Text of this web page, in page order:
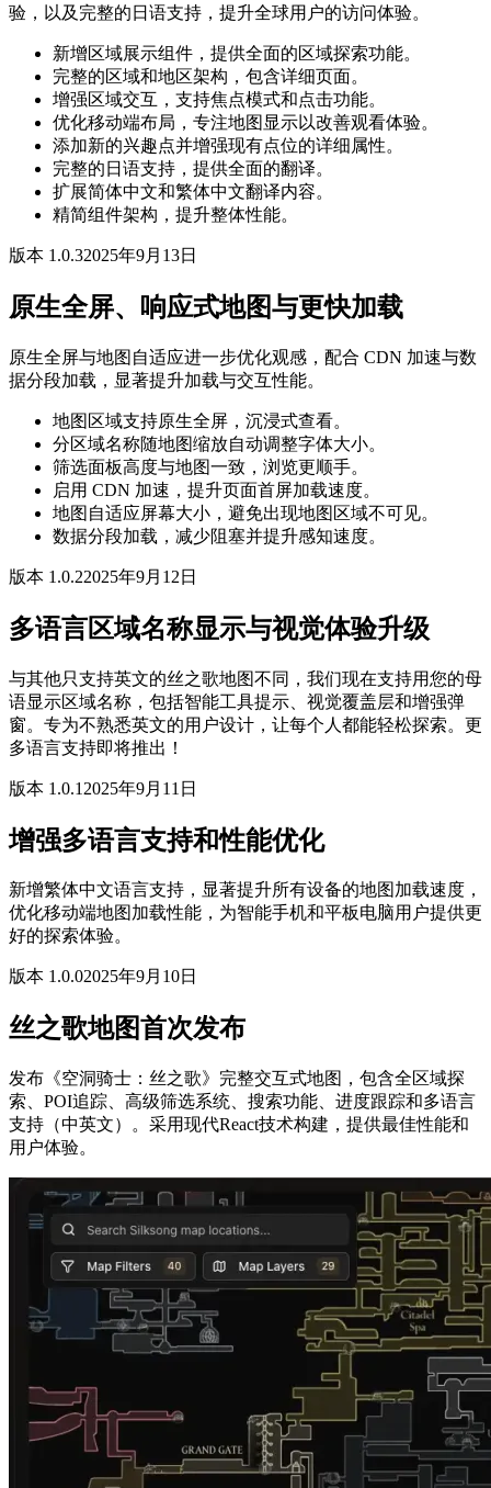
验，以及完整的日语支持，提升全球用户的访问体验。
新增区域展示组件，提供全面的区域探索功能。
完整的区域和地区架构，包含详细页面。
增强区域交互，支持焦点模式和点击功能。
优化移动端布局，专注地图显示以改善观看体验。
添加新的兴趣点并增强现有点位的详细属性。
完整的日语支持，提供全面的翻译。
扩展简体中文和繁体中文翻译内容。
精简组件架构，提升整体性能。
版本 1.0.32025年9月13日
原生全屏、响应式地图与更快加载
原生全屏与地图自适应进一步优化观感，配合 CDN 加速与数
据分段加载，显著提升加载与交互性能。
地图区域支持原生全屏，沉浸式查看。
分区域名称随地图缩放自动调整字体大小。
筛选面板高度与地图一致，浏览更顺手。
启用 CDN 加速，提升页面首屏加载速度。
地图自适应屏幕大小，避免出现地图区域不可见。
数据分段加载，减少阻塞并提升感知速度。
版本 1.0.22025年9月12日
多语言区域名称显示与视觉体验升级
与其他只支持英文的丝之歌地图不同，我们现在支持用您的母
语显示区域名称，包括智能工具提示、视觉覆盖层和增强弹
窗。专为不熟悉英文的用户设计，让每个人都能轻松探索。更
多语言支持即将推出！
版本 1.0.1 2025年9月11日
增强多语言支持和性能优化
新增繁体中文语言支持，显著提升所有设备的地图加载速度，
优化移动端地图加载性能，为智能手机和平板电脑用户提供更
好的探索体验。
版本 1.0.02025年9月10日
丝之歌地图首次发布
发布《空洞骑士：丝之歌》完整交互式地图，包含全区域探
索、POI追踪、高级筛选系统、搜索功能、进度跟踪和多语言
支持（中英文）。采用现代React技术构建，提供最佳性能和
用户体验。